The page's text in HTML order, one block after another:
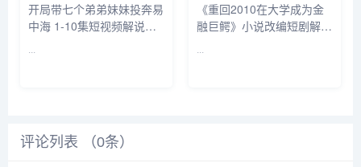
开局带七个弟弟妹妹投奔易
中海 1-10集短视频解说文
...
《重回2010在大学成为金
融巨鳄》小说改编短剧解说
...
评论列表 （0条）